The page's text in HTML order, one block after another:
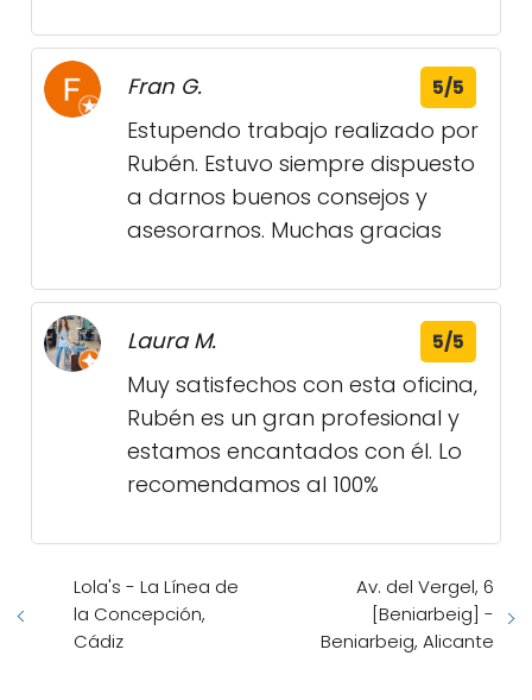
Fran G. 5/5
Estupendo trabajo realizado por
Rubén. Estuvo siempre dispuesto
a darnos buenos consejos y
asesorarnos. Muchas gracias
Laura M. 5/5
Muy satisfechos con esta oficina,
Rubén es un gran profesional y
estamos encantados con él. Lo
recomendamos al 100%
Lola's - La Línea de
la Concepción,
Cádiz
Av. del Vergel, 6
[Beniarbeig] -
Beniarbeig, Alicante